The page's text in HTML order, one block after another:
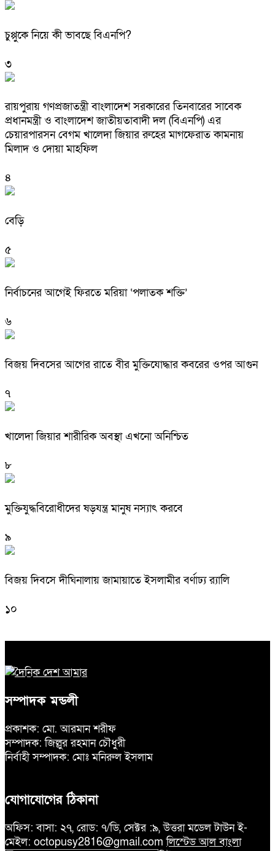
চুপ্পুকে নিয়ে কী ভাবছে বিএনপি?
৩
রায়পুরায় গণপ্রজাতন্ত্রী বাংলাদেশ সরকারের তিনবারের সাবেক
প্রধানমন্ত্রী ও বাংলাদেশ জাতীয়তাবাদী দল (বিএনপি) এর
চেয়ারপারসন বেগম খালেদা জিয়ার রুহের মাগফেরাত কামনায়
মিলাদ ও দোয়া মাহফিল
৪
বেড়ি
৫
নির্বাচনের আগেই ফিরতে মরিয়া ‘পলাতক শক্তি’
৬
বিজয় দিবসের আগের রাতে বীর মুক্তিযোদ্ধার কবরের ওপর আগুন
৭
খালেদা জিয়ার শারীরিক অবস্থা এখনো অনিশ্চিত
৮
মুক্তিযুদ্ধবিরোধীদের ষড়যন্ত্র মানুষ নস্যাৎ করবে
৯
বিজয় দিবসে দীঘিনালায় জামায়াতে ইসলামীর বর্ণাঢ্য র‍্যালি
১০
সম্পাদক মন্ডলী
প্রকাশক: মো. আরমান শরীফ
সম্পাদক: জিল্লুর রহমান চৌধুরী
নির্বাহী সম্পাদক: মোঃ মনিরুল ইসলাম
যোগাযোগের ঠিকানা
অফিস: বাসা: ২৭, রোড: ৭/ডি, সেক্টর :৯, উত্তরা মডেল টাউন ই-
মেইল: octopusy2816@gmail.comলিস্টেড আল বাংলা